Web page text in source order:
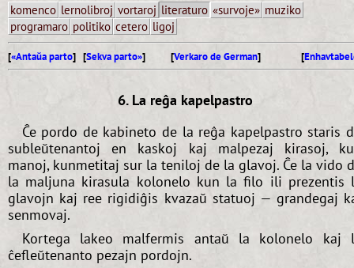
komenco lernolibroj vortaroj literaturo «survoje» muziko
programaro politiko cetero ligoj
[«Antaŭa parto] [Sekva parto»] [Verkaro de German] [
6. La reĝa kapelpastro
Ĉe pordo de kabineto de la reĝa kapelpastro staris
subleŭtenantoj en kaskoj kaj malpezaj kirasoj,
manoj, kunmetitaj sur la teniloj de la glavoj. Ĉe la vido
la maljuna kirasula kolonelo kun la filo ili prezentis
glavojn kaj ree rigidiĝis kvazaŭ statuoj — grandegaj
senmovaj.
Kortega lakeo malfermis antaŭ la kolonelo kaj
ĉefleŭtenanto pezajn pordojn.